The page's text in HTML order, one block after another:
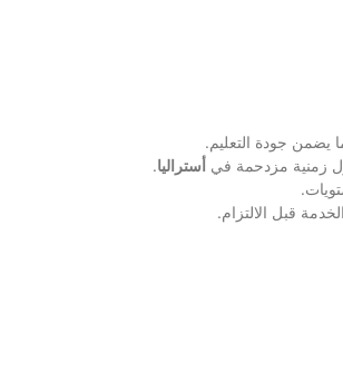
يضمن جودة التعليم.
زمنية مزدحمة في أستراليا.
قبل الالتزام.